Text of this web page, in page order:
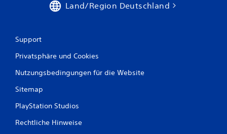
Land/Region Deutschland
Support
Privatsphäre und Cookies
Nutzungsbedingungen für die Website
Sitemap
PlayStation Studios
Rechtliche Hinweise